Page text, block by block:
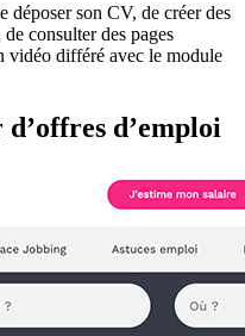
déposer son CV, de créer des
consulter des pages
vidéo différé avec le module
d’emploi